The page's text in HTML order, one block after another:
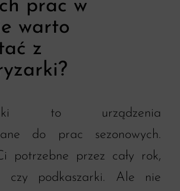
prac w
warto
z
to urządzenia
do prac sezonowych.
potrzebne przez cały rok,
czy podkaszarki. Ale nie